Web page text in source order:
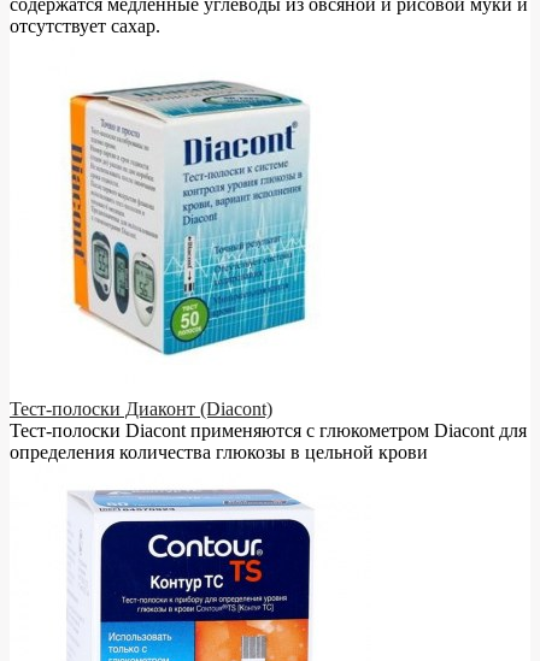
отсутствует сахар.
Тест-полоски Диаконт (Diacont)
Тест-полоски Diacont применяются с глюкометром Diacont для
определения количества глюкозы в цельной крови